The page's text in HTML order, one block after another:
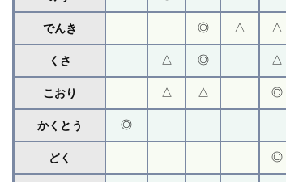
でんき ◎ △ △
くさ △ ◎ △
こおり △ △ ◎
かくとう ◎
どく ◎